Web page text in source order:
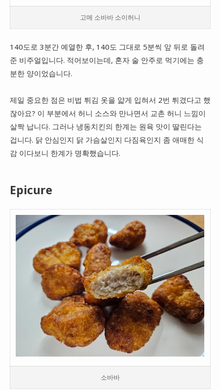
고메 소바바 소이허니
140도로 3분간 예열한 후, 140도 그대로 5분씩 앞 뒤로 돌려
준 비주얼입니다. 적어보이는데, 혼자 술 안주로 먹기에는 충
분한 양이었습니다.
제일 중요한 점은 비법 튀김 옷을 얇게 입혀서 2번 튀겼다고 했
잖아요? 이 부분에서 허니 소스와 만나면서 교촌 허니 느낌이
살짝 납니다. 그러나 냉동치킨의 한계는 원육 맛이 딸린다는
겁니다. 닭 안심인지 닭 가슴살인지 다짐육인지 좀 애매한 식
감 이다보니 한계가 명확했습니다.
Epicure
소바바